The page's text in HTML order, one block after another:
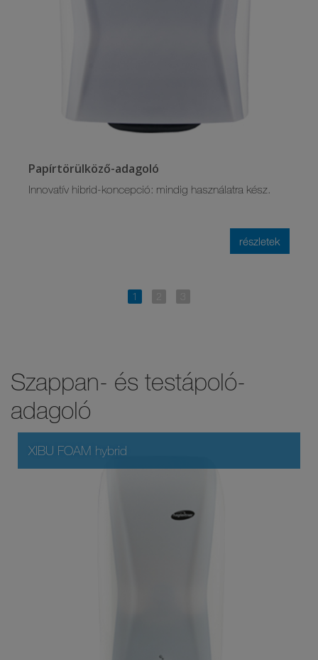
részletek
Papírtörülköző-adagoló
Innovatív hibrid-koncepció: mindig használatra kész.
Szappan- és testápoló-
adagoló
XIBU FOAM hybrid